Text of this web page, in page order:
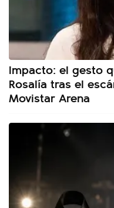
Impacto: el gesto
Rosalía tras el
Movistar Arena